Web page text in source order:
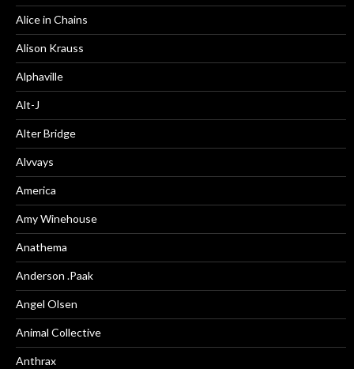
Alice in Chains
Alison Krauss
Alphaville
Alt-J
Alter Bridge
Alvvays
America
Amy Winehouse
Anathema
Anderson .Paak
Angel Olsen
Animal Collective
Anthrax